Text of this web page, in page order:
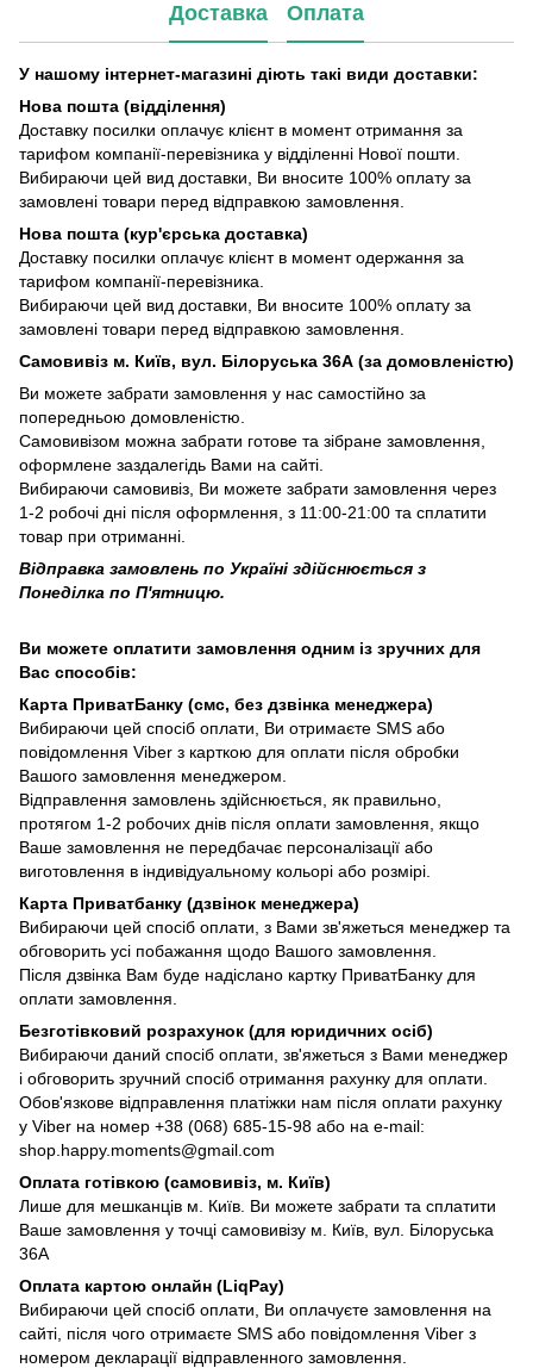
Доставка Оплата
У нашому інтернет-магазині діють такі види доставки:
Нова пошта (відділення)
Доставку посилки оплачує клієнт в момент отримання за
тарифом компанії-перевізника у відділенні Нової пошти.
Вибираючи цей вид доставки, Ви вносите 100% оплату за
замовлені товари перед відправкою замовлення.
Нова пошта (кур'єрська доставка)
Доставку посилки оплачує клієнт в момент одержання за
тарифом компанії-перевізника.
Вибираючи цей вид доставки, Ви вносите 100% оплату за
замовлені товари перед відправкою замовлення.
Самовивіз м. Київ, вул. Білоруська 36А (за домовленістю)
Ви можете забрати замовлення у нас самостійно за
попередньою домовленістю.
Самовивізом можна забрати готове та зібране замовлення,
оформлене заздалегідь Вами на сайті.
Вибираючи самовивіз, Ви можете забрати замовлення через
1-2 робочі дні після оформлення, з 11:00-21:00 та сплатити
товар при отриманні.
Відправка замовлень по Україні здійснюється з
Понеділка по П'ятницю.
Ви можете оплатити замовлення одним із зручних для
Вас способів:
Карта ПриватБанку (смс, без дзвінка менеджера)
Вибираючи цей спосіб оплати, Ви отримаєте SMS або
повідомлення Viber з карткою для оплати після обробки
Вашого замовлення менеджером.
Відправлення замовлень здійснюється, як правильно,
протягом 1-2 робочих днів після оплати замовлення, якщо
Ваше замовлення не передбачає персоналізації або
виготовлення в індивідуальному кольорі або розмірі.
Карта Приватбанку (дзвінок менеджера)
Вибираючи цей спосіб оплати, з Вами зв'яжеться менеджер та
обговорить усі побажання щодо Вашого замовлення.
Після дзвінка Вам буде надіслано картку ПриватБанку для
оплати замовлення.
Безготівковий розрахунок (для юридичних осіб)
Вибираючи даний спосіб оплати, зв'яжеться з Вами менеджер
і обговорить зручний спосіб отримання рахунку для оплати.
Обов'язкове відправлення платіжки нам після оплати рахунку
у Viber на номер +38 (068) 685-15-98 або на e-mail:
shop.happy.moments@gmail.com
Оплата готівкою (самовивіз, м. Київ)
Лише для мешканців м. Київ. Ви можете забрати та сплатити
Ваше замовлення у точці самовивізу м. Київ, вул. Білоруська
36А
Оплата картою онлайн (LiqPay)
Вибираючи цей спосіб оплати, Ви оплачуєте замовлення на
сайті, після чого отримаєте SMS або повідомлення Viber з
номером декларації відправленного замовлення.